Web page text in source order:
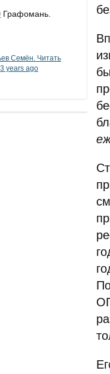
Графомань.
Семён. Читать
3 years ago